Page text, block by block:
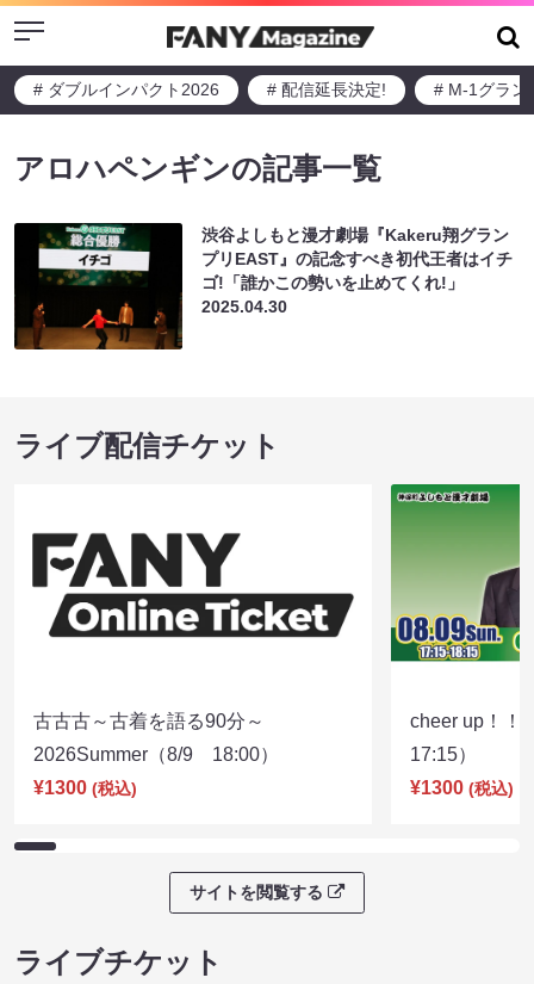
Menu
# ダブルインパクト2026 # 配信延長決定! # M-1グラン
アロハペンギンの記事一覧
渋谷よしもと漫才劇場『Kakeru翔グラン
プリEAST』の記念すべき初代王者はイチ
ゴ!「誰かこの勢いを止めてくれ!」
2025.04.30
ライブ配信チケット
古古古～古着を語る90分～
2026Summer（8/9 18:00）
¥1300 (税込)
cheer up！
17:15）
¥1300 (税込)
サイトを閲覧する
ライブチケット